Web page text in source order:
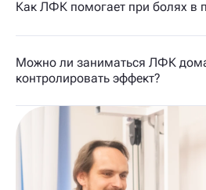
Как ЛФК помогает при болях в
Можно ли заниматься ЛФК
контролировать эффект?